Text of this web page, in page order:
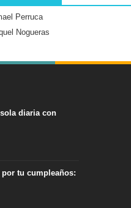
Perruca
Nogueras
diaria con
por tu cumpleaños: